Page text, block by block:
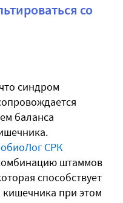
со
синдром
баланса
СРК
штаммов
способствует
при этом